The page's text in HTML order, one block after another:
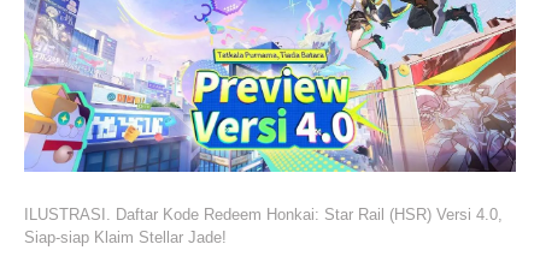
ILUSTRASI. Daftar Kode Redeem Honkai: Star Rail (HSR) Versi 4.0,
Siap-siap Klaim Stellar Jade!